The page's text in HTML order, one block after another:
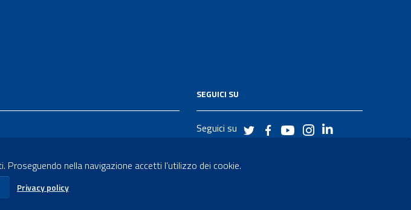
SEGUICI SU
Seguici su
nella navigazione accetti l’utilizzo dei cookie.
Privacy policy